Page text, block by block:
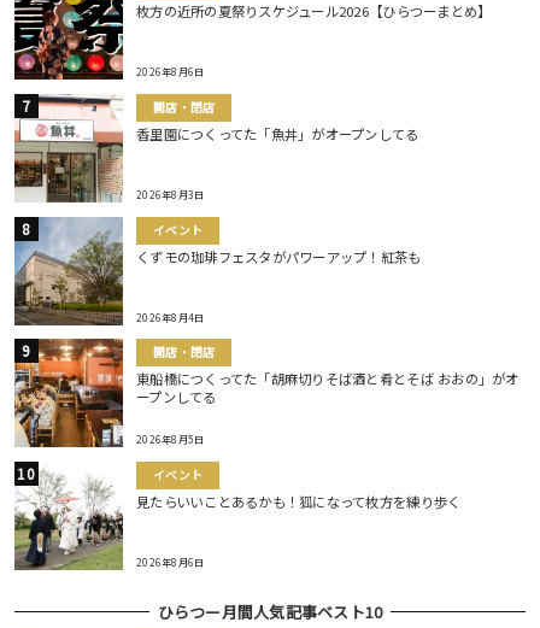
枚方の近所の夏祭りスケジュール2026【ひらつーまとめ】
2026年8月6日
開店・閉店
香里園につくってた「魚丼」がオープンしてる
2026年8月3日
イベント
くずモの珈琲フェスタがパワーアップ！紅茶も
2026年8月4日
開店・閉店
東船橋につくってた「胡麻切りそば酒と肴とそば おおの」がオ
ープンしてる
2026年8月5日
イベント
見たらいいことあるかも！狐になって枚方を練り歩く
2026年8月6日
ひらつー月間人気記事ベスト10